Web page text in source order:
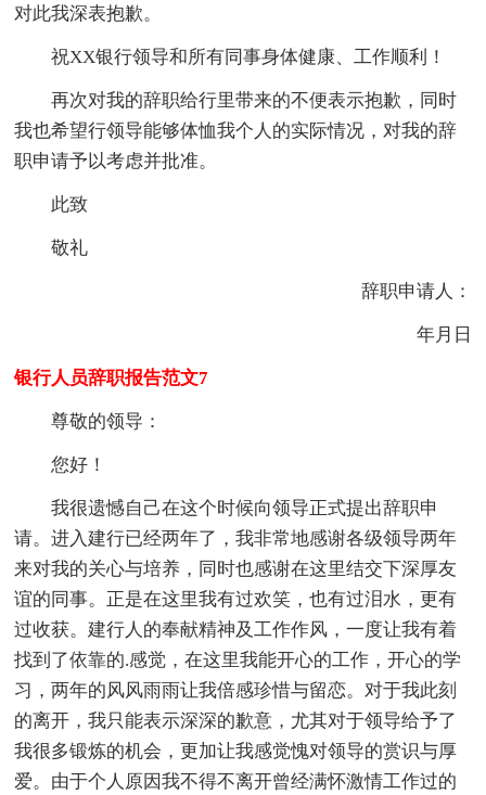
对此我深表抱歉。
祝XX银行领导和所有同事身体健康、工作顺利！
再次对我的辞职给行里带来的不便表示抱歉，同时
我也希望行领导能够体恤我个人的实际情况，对我的辞
职申请予以考虑并批准。
此致
敬礼
辞职申请人：
年月日
银行人员辞职报告范文7
尊敬的领导：
您好！
我很遗憾自己在这个时候向领导正式提出辞职申
请。进入建行已经两年了，我非常地感谢各级领导两年
来对我的关心与培养，同时也感谢在这里结交下深厚友
谊的同事。正是在这里我有过欢笑，也有过泪水，更有
过收获。建行人的奉献精神及工作作风，一度让我有着
找到了依靠的.感觉，在这里我能开心的工作，开心的学
习，两年的风风雨雨让我倍感珍惜与留恋。对于我此刻
的离开，我只能表示深深的歉意，尤其对于领导给予了
我很多锻炼的机会，更加让我感觉愧对领导的赏识与厚
爱。由于个人原因我不得不离开曾经满怀激情工作过的